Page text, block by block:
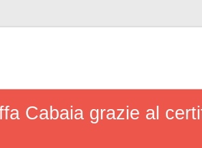
Cabaia grazie al